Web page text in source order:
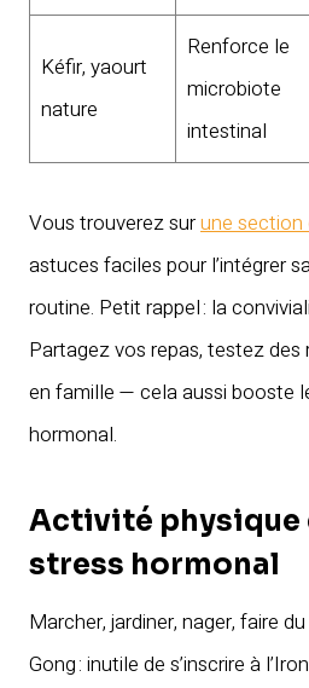
Kéfir, yaourt
nature
Renforce le
microbiote
intestinal
Vous trouverez surune section
astuces faciles pour l’intégrer
routine. Petit rappel : la
Partagez vos repas, testez
en famille — cela aussi booste
hormonal.
Activité physique
stress hormonal
Marcher, jardiner, nager, faire
Gong : inutile de s’inscrire à